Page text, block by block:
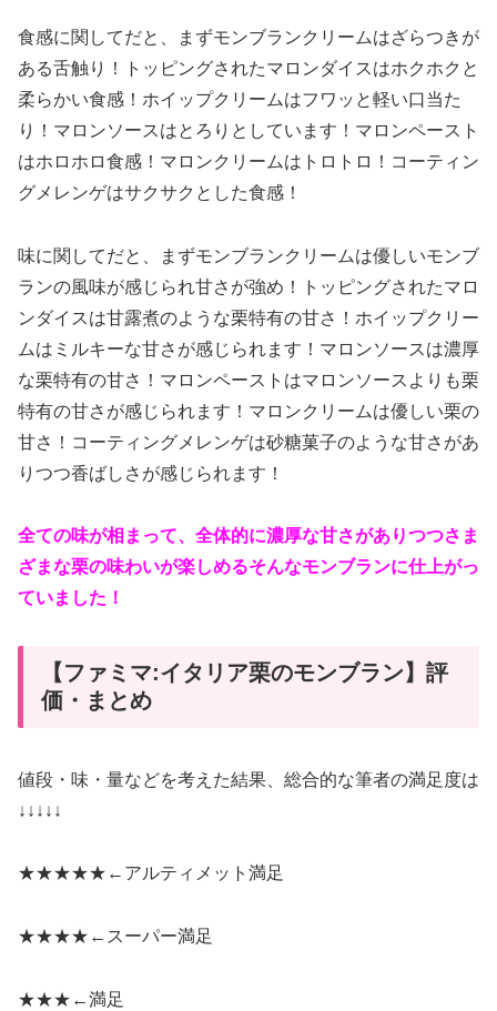
食感に関してだと、まずモンブランクリームはざらつきが
ある舌触り！トッピングされたマロンダイスはホクホクと
柔らかい食感！ホイップクリームはフワッと軽い口当た
り！マロンソースはとろりとしています！マロンペースト
はホロホロ食感！マロンクリームはトロトロ！コーティン
グメレンゲはサクサクとした食感！
味に関してだと、まずモンブランクリームは優しいモンブ
ランの風味が感じられ甘さが強め！トッピングされたマロ
ンダイスは甘露煮のような栗特有の甘さ！ホイップクリー
ムはミルキーな甘さが感じられます！マロンソースは濃厚
な栗特有の甘さ！マロンペーストはマロンソースよりも栗
特有の甘さが感じられます！マロンクリームは優しい栗の
甘さ！コーティングメレンゲは砂糖菓子のような甘さがあ
りつつ香ばしさが感じられます！
全ての味が相まって、全体的に濃厚な甘さがありつつさま
ざまな栗の味わいが楽しめるそんなモンブランに仕上がっ
ていました！
【ファミマ:イタリア栗のモンブラン】評
価・まとめ
値段・味・量などを考えた結果、総合的な筆者の満足度は
↓↓↓↓↓
★★★★★← アルティメット満足
★★★★← スーパー満足
★★★←満足